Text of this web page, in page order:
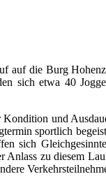
auf die Burg
sich etwa 40
und
sportlich
sich
zu diesem